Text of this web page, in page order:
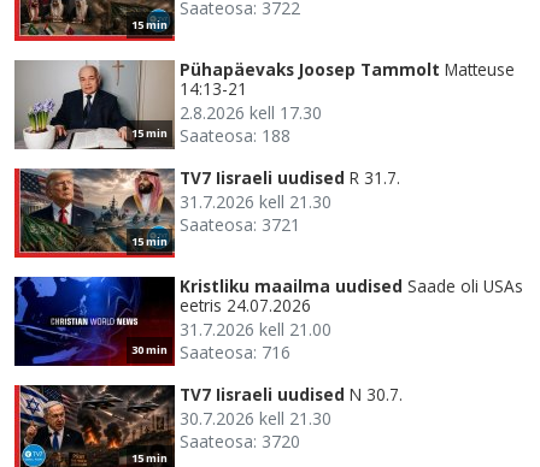
15 min
Saateosa: 3722
15 min
Pühapäevaks Joosep Tammolt Matteuse
14:13-21
2.8.2026 kell 17.30
Saateosa: 188
15 min
TV7 Iisraeli uudised R 31.7.
31.7.2026 kell 21.30
Saateosa: 3721
30 min
Kristliku maailma uudised Saade oli USAs
eetris 24.07.2026
31.7.2026 kell 21.00
Saateosa: 716
15 min
TV7 Iisraeli uudised N 30.7.
30.7.2026 kell 21.30
Saateosa: 3720